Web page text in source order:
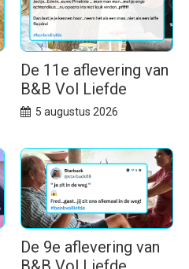
De 11e aflevering van
B&B Vol Liefde
5 augustus 2026
De 9e aflevering van